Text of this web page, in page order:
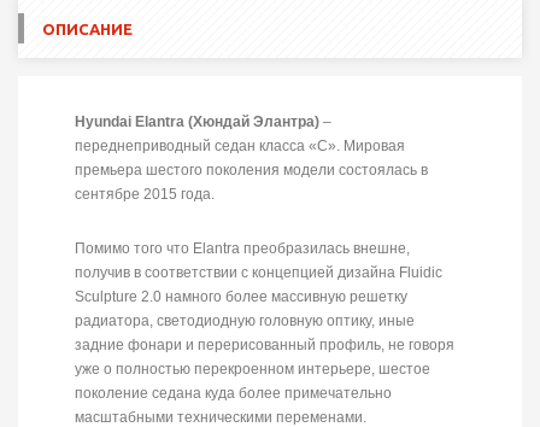
ОПИСАНИЕ
Hyundai Elantra (Хюндай Элантра) –
переднеприводный седан класса «С». Мировая
премьера шестого поколения модели состоялась в
сентябре 2015 года.
Помимо того что Elantra преобразилась внешне,
получив в соответствии с концепцией дизайна Fluidic
Sculpture 2.0 намного более массивную решетку
радиатора, светодиодную головную оптику, иные
задние фонари и перерисованный профиль, не говоря
уже о полностью перекроенном интерьере, шестое
поколение седана куда более примечательно
масштабными техническими переменами.